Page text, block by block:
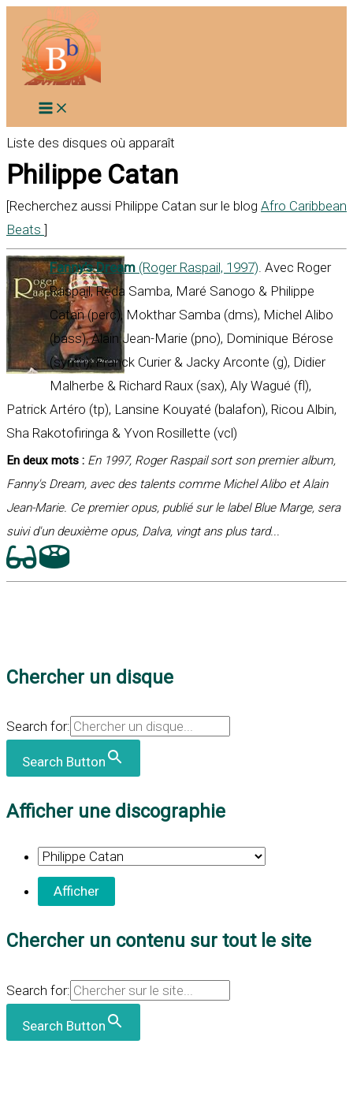
contenu
Liste des disques où apparaît
Philippe Catan
[Recherchez aussi Philippe Catan sur le blog Afro Caribbean
Beats ]
Fanny’s Dream (Roger Raspail, 1997). Avec Roger
Raspail, Reda Samba, Maré Sanogo & Philippe
Catan (perc), Mokthar Samba (dms), Michel Alibo
(bass), Alain Jean-Marie (pno), Dominique Bérose
(synth), Franck Curier & Jacky Arconte (g), Didier
Malherbe & Richard Raux (sax), Aly Wagué (fl),
Patrick Artéro (tp), Lansine Kouyaté (balafon), Ricou Albin,
Sha Rakotofiringa & Yvon Rosillette (vcl)
En deux mots : En 1997, Roger Raspail sort son premier album,
Fanny's Dream, avec des talents comme Michel Alibo et Alain
Jean-Marie. Ce premier opus, publié sur le label Blue Marge, sera
suivi d'un deuxième opus, Dalva, vingt ans plus tard...
Chercher un disque
Search for:
Search Button
Afficher une discographie
Chercher un contenu sur tout le site
Search for:
Search Button